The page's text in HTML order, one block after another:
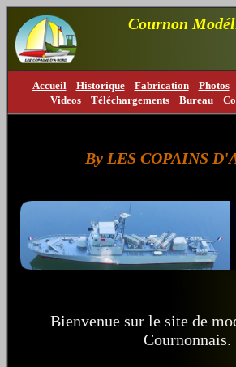
Cournon
Accueil Historique Fabrication Photos
Videos
Téléchargements Bureau
By LES COPAINS
Bienvenue sur le site de
Cournonnais.